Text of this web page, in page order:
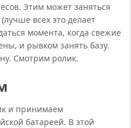
Этим может заняться
всех это делает
момента, когда свежие
и рывком занять базу.
Смотрим ролик.
и принимаем
батареей. В этой